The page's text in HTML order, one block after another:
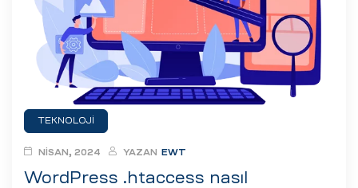
Aday
TEKNOLOJI
WordPress .htaccess nasıl
NISAN, 2024 YAZAN EWT